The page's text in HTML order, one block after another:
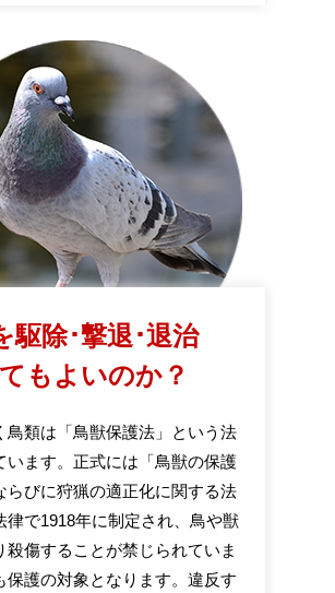
駆除･撃退･退治
もよいのか？
鳥類は「鳥獣保護法」という法
います。正式には「鳥獣の保護
らびに狩猟の適正化に関する法
律で1918年に制定され、鳥や獣
殺傷することが禁じられていま
保護の対象となります。違反す